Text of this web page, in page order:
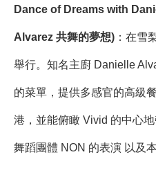
Dance of Dreams with
Alvarez 共舞的夢想) ：在雪
舉行。知名主廚 Danielle
的菜單，提供多感官的高級
港，並能俯瞰 Vivid 的中心
舞蹈團體 NON 的表演 以及